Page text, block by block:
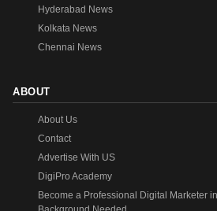
Hyderabad News
Kolkata News
Chennai News
ABOUT
About Us
Contact
Advertise With US
DigiPro Academy
Become a Professional Digital Marketer